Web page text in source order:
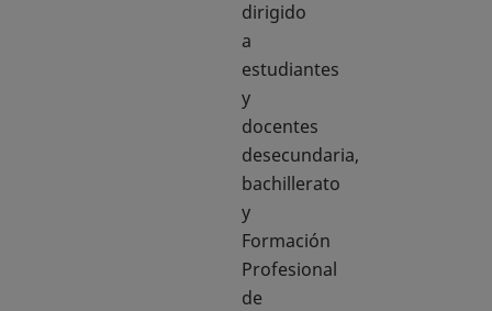
dirigido
a
estudiantes
y
docentes
desecundaria,
bachillerato
y
Formación
Profesional
de